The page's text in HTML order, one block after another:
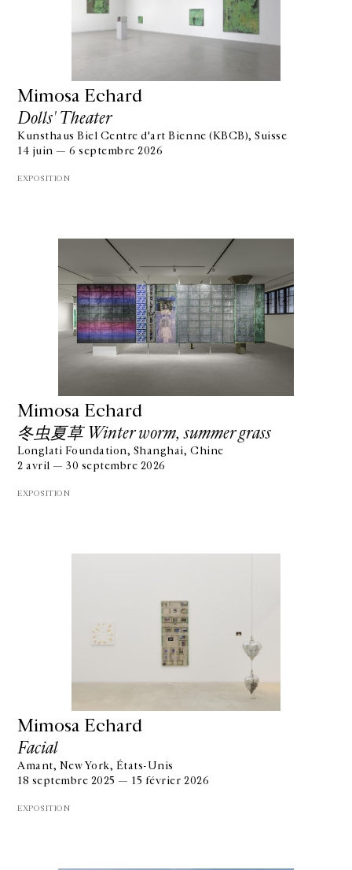
Mimosa Echard
Dolls' Theater
Kunsthaus Biel Centre d'art Bienne (KBCB), Suisse
14 juin — 6 septembre 2026
EXPOSITION
Mimosa Echard
冬虫夏草 Winter worm, summer grass
Longlati Foundation, Shanghai, Chine
2 avril — 30 septembre 2026
EXPOSITION
Mimosa Echard
Facial
Amant, New York, États-Unis
18 septembre 2025 — 15 février 2026
EXPOSITION